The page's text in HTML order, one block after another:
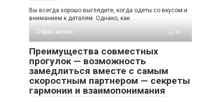
Вы всегда хорошо выглядите, когда одеты со вкусом и
вниманием к деталям. Однако, как
Образ жизни
0
Преимущества совместных
прогулок — возможность
замедлиться вместе с самым
скоростным партнером — секреты
гармонии и взаимопонимания